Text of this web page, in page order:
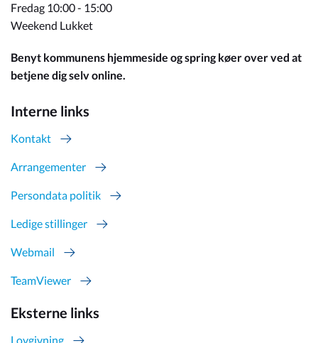
Fredag 10:00 - 15:00
Weekend Lukket
Benyt kommunens hjemmeside og spring køer over ved at
betjene dig selv online.
Interne links
Kontakt
Arrangementer
Persondata politik
Ledige stillinger
Webmail
TeamViewer
Eksterne links
Lovgivning